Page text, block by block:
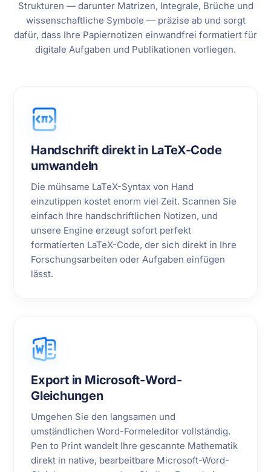
Strukturen — darunter Matrizen, Integrale, Brüche und
wissenschaftliche Symbole — präzise ab und sorgt
dafür, dass Ihre Papiernotizen einwandfrei formatiert für
digitale Aufgaben und Publikationen vorliegen.
Handschrift direkt in LaTeX-Code
umwandeln
Die mühsame LaTeX-Syntax von Hand
einzutippen kostet enorm viel Zeit. Scannen Sie
einfach Ihre handschriftlichen Notizen, und
unsere Engine erzeugt sofort perfekt
formatierten LaTeX-Code, der sich direkt in Ihre
Forschungsarbeiten oder Aufgaben einfügen
lässt.
Export in Microsoft-Word-
Gleichungen
Umgehen Sie den langsamen und
umständlichen Word-Formeleditor vollständig.
Pen to Print wandelt Ihre gescannte Mathematik
direkt in native, bearbeitbare Microsoft-Word-